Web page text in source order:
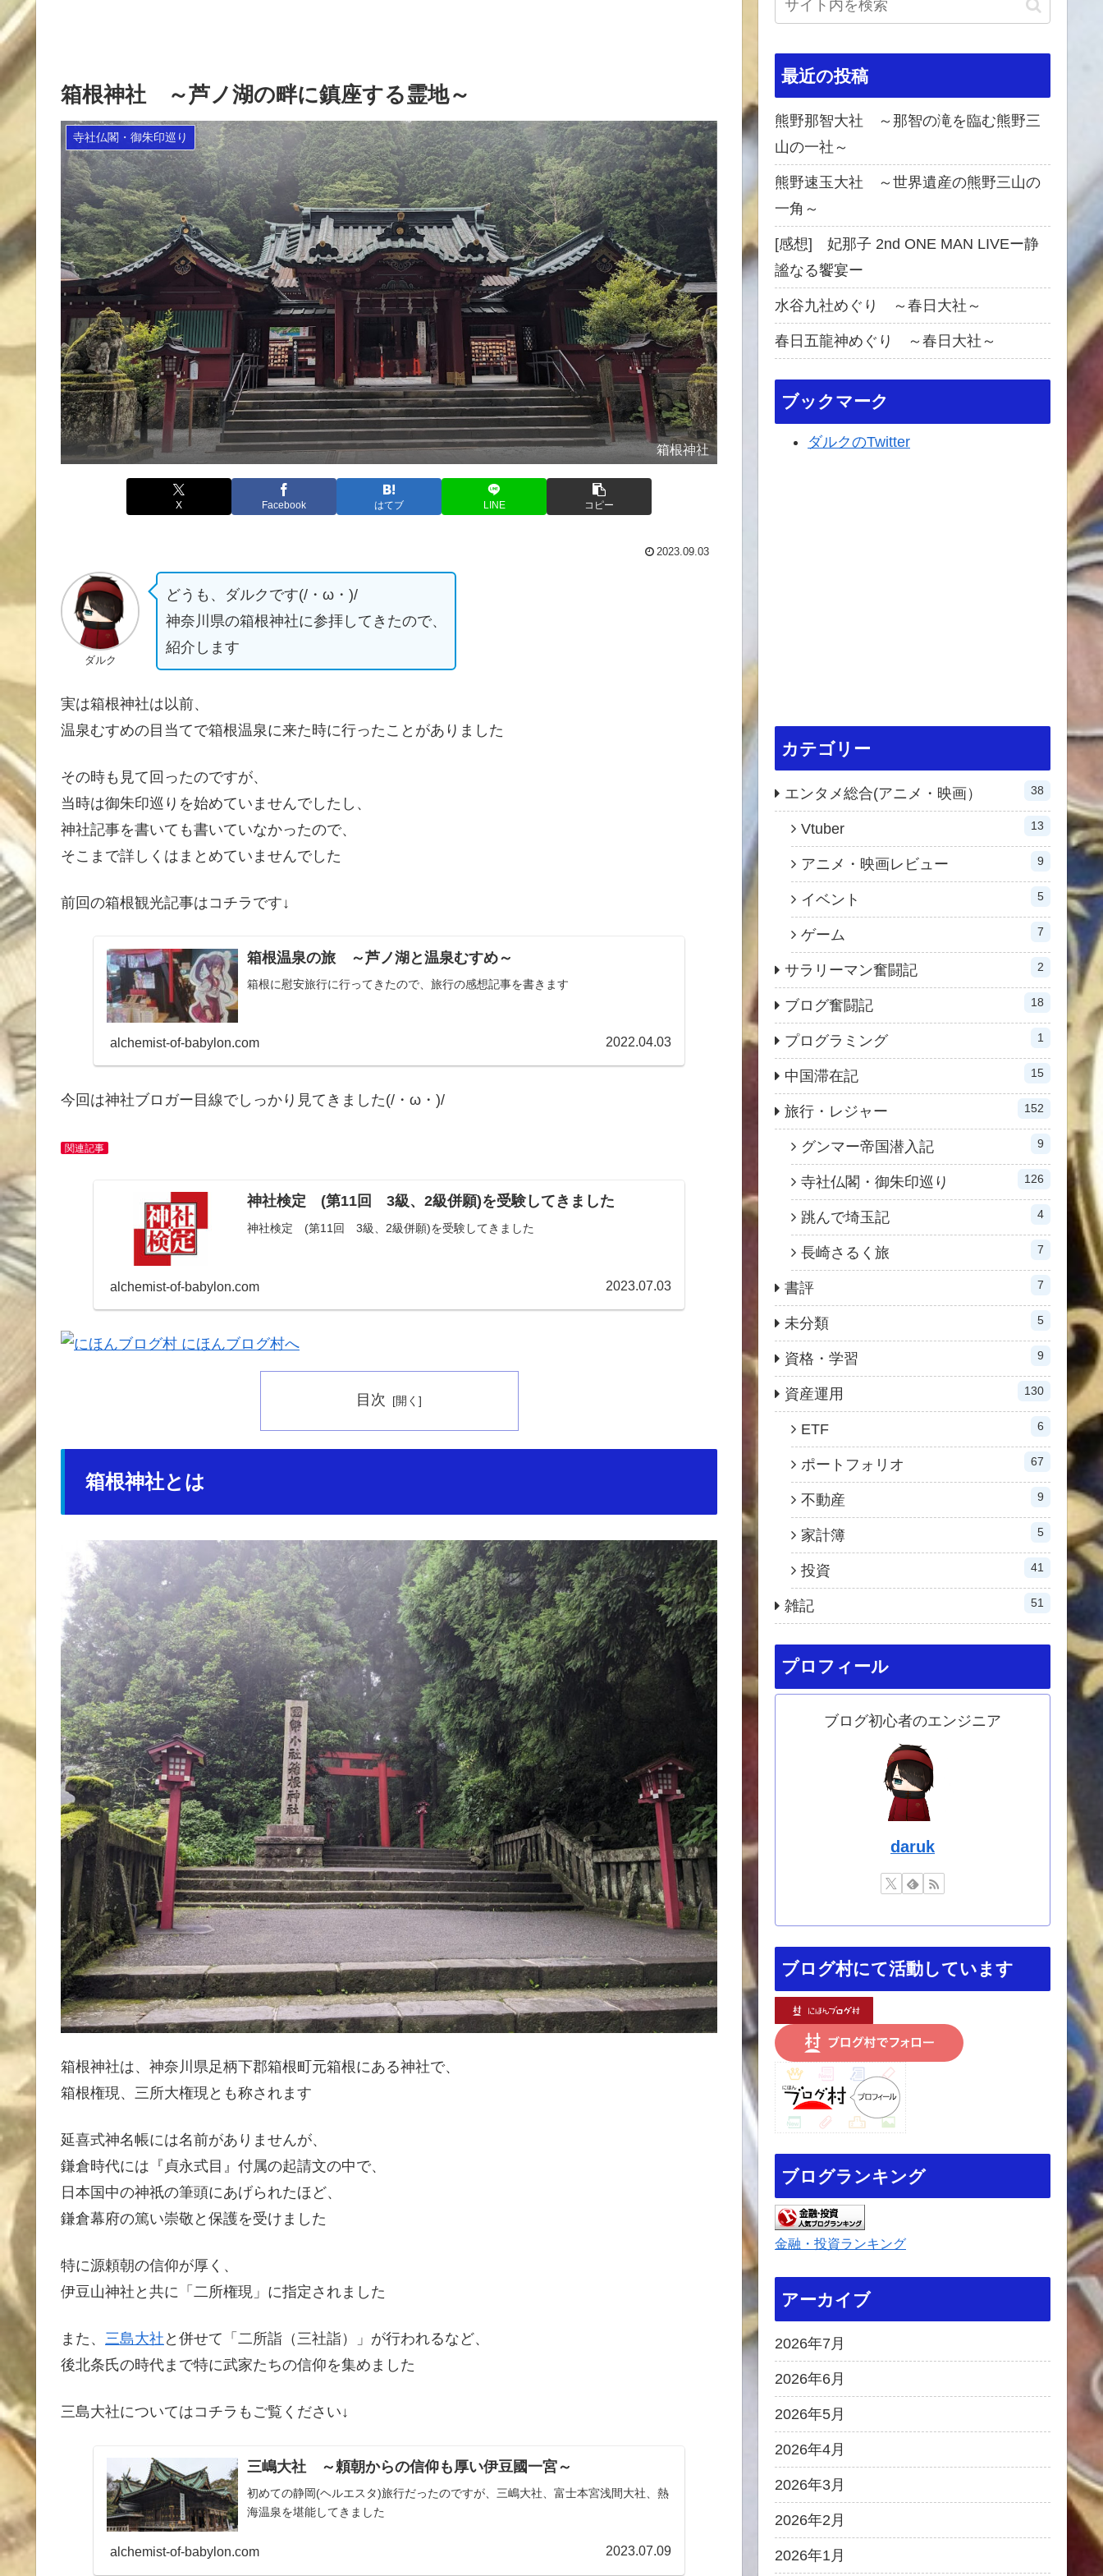
箱根神社 ～芦ノ湖の畔に鎮座する霊地～
寺社仏閣・御朱印巡り
箱根神社
X Facebook はてブ LINE コピー
2023.09.03
ダルク
どうも、ダルクです(/・ω・)/
神奈川県の箱根神社に参拝してきたので、
紹介します
実は箱根神社は以前、
温泉むすめの目当てで箱根温泉に来た時に行ったことがありました
その時も見て回ったのですが、
当時は御朱印巡りを始めていませんでしたし、
神社記事を書いても書いていなかったので、
そこまで詳しくはまとめていませんでした
前回の箱根観光記事はコチラです↓
箱根温泉の旅 ～芦ノ湖と温泉むすめ～
箱根に慰安旅行に行ってきたので、旅行の感想記事を書きます
alchemist-of-babylon.com 2022.04.03
今回は神社ブロガー目線でしっかり見てきました(/・ω・)/
関連記事
神社検定 (第11回 3級、2級併願)を受験してきました
神社検定 (第11回 3級、2級併願)を受験してきました
alchemist-of-babylon.com 2023.07.03
目次
箱根神社とは
箱根神社は、神奈川県足柄下郡箱根町元箱根にある神社で、
箱根権現、三所大権現とも称されます
延喜式神名帳には名前がありませんが、
鎌倉時代には『貞永式目』付属の起請文の中で、
日本国中の神祇の筆頭にあげられたほど、
鎌倉幕府の篤い崇敬と保護を受けました
特に源頼朝の信仰が厚く、
伊豆山神社と共に「二所権現」に指定されました
また、 三島大社 と併せて「二所詣（三社詣）」が行われるなど、
後北条氏の時代まで特に武家たちの信仰を集めました
三島大社についてはコチラもご覧ください↓
三嶋大社 ～頼朝からの信仰も厚い伊豆國一宮～
初めての静岡(ヘルエスタ)旅行だったのですが、三嶋大社、富士本宮浅間大社、熱
海温泉を堪能してきました
alchemist-of-babylon.com 2023.07.09
最近の投稿
熊野那智大社 ～那智の滝を臨む熊野三
山の一社～
熊野速玉大社 ～世界遺産の熊野三山の
一角～
[感想] 妃那子 2nd ONE MAN LIVEー静
謐なる饗宴ー
水谷九社めぐり ～春日大社～
春日五龍神めぐり ～春日大社～
ブックマーク
ダルクのTwitter
カテゴリー
エンタメ総合(アニメ・映画） 38
Vtuber 13
アニメ・映画レビュー 9
イベント 5
ゲーム 7
サラリーマン奮闘記 2
ブログ奮闘記 18
プログラミング 1
中国滞在記 15
旅行・レジャー 152
グンマー帝国潜入記 9
寺社仏閣・御朱印巡り 126
跳んで埼玉記 4
長崎さるく旅 7
書評 7
未分類 5
資格・学習 9
資産運用 130
ETF 6
ポートフォリオ 67
不動産 9
家計簿 5
投資 41
雑記 51
プロフィール
ブログ初心者のエンジニア
daruk
ブログ村にて活動しています
ブログランキング
金融・投資ランキング
アーカイブ
2026年7月
2026年6月
2026年5月
2026年4月
2026年3月
2026年2月
2026年1月